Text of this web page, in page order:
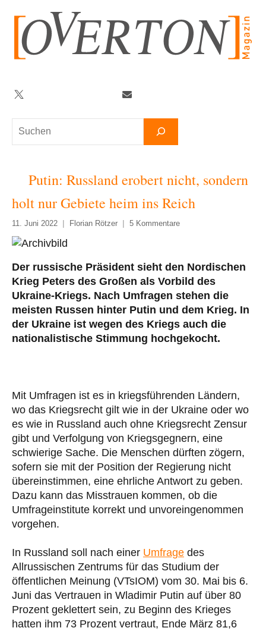
springen
Suchen
Twitter
Putin: Russland erobert nicht, sondern
holt nur Gebiete heim ins Reich
11. Juni 2022 Florian Rötzer 5 Kommentare
Der russische Präsident sieht den Nordischen
Krieg Peters des Großen als Vorbild des
Ukraine-Kriegs. Nach Umfragen stehen die
meisten Russen hinter Putin und dem Krieg. In
der Ukraine ist wegen des Kriegs auch die
nationalistische Stimmung hochgekocht.
Mit Umfragen ist es in kriegsführenden Ländern,
wo das Kriegsrecht gilt wie in der Ukraine oder wo
es wie in Russland auch ohne Kriegsrecht Zensur
gibt und Verfolgung von Kriegsgegnern, eine
schwierige Sache. Die Menschen dürften zögern,
sofern sie mit der Position der Regierung nicht
übereinstimmen, eine ehrliche Antwort zu geben.
Dazu kann das Misstrauen kommen, ob die
Umfrageinstitute korrekt und unvoreingenommen
vorgehen.
In Russland soll nach einer Umfrage des
Allrussischen Zentrums für das Studium der
öffentlichen Meinung (VTsIOM) vom 30. Mai bis 6.
Juni das Vertrauen in Wladimir Putin auf über 80
Prozent geklettert sein, zu Beginn des Krieges
hatten ihm 73 Prozent vertraut, Ende März 81,6